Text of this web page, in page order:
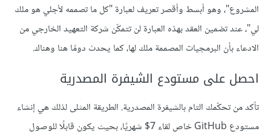
المشروع"، وهو أبسط وأقصر تعريف لعبارة "كل ما تصممه لأجلي هو ملك
لي"، عند تضمين العقد بهذه العبارة لن تتمكّن شركة التعهيد الخارجي من
الادعاء بأن البرمجيات المصممة ملك لها، كما يحدث دومًا هنا وهناك.
احصل على مستودع الشيفرة المصدرية
تأكد من تحكّمك التام بالشيفرة المصدرية. الطريقة المثلى لذلك هي إنشاء
مستودع GitHub خاص لقاء 7$ شهريًا، بحيث يكون قابلًا للوصول